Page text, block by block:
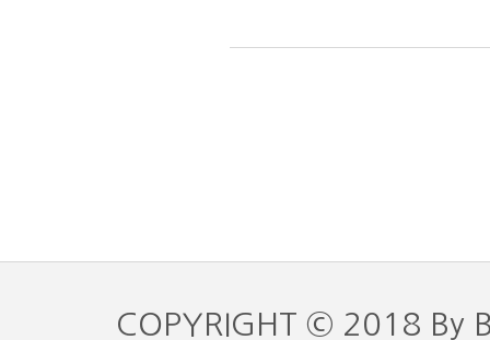
COPYRIGHT © 2018 By